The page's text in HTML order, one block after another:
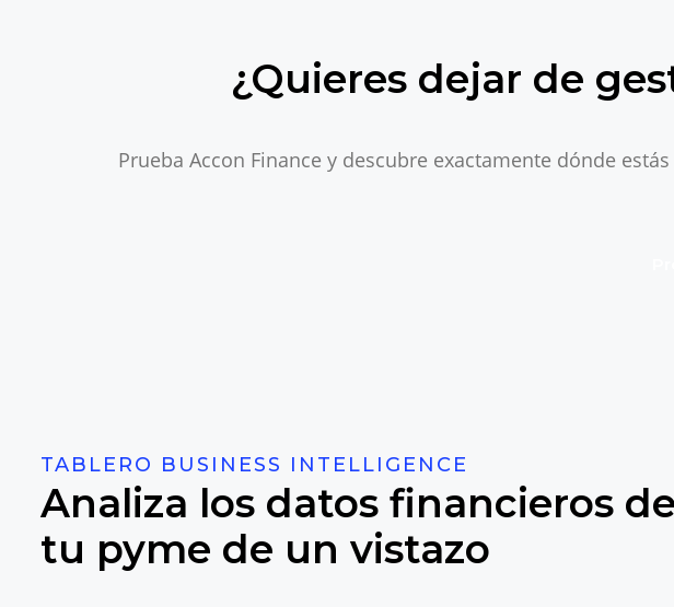
¿Quieres dejar de
Prueba Accon Finance y descubre exactamente dónde
TABLERO BUSINESS INTELLIGENCE
Analiza los datos financieros de
tu pyme de un vistazo